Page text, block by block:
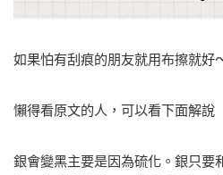
如果怕有刮痕的朋友就用布擦就好
懶得看原文的人，可以看下面解說
銀會變黑主要是因為硫化。銀只要